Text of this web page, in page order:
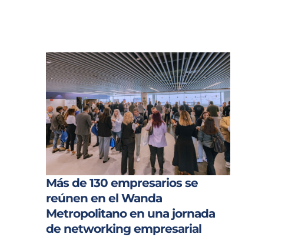
Más de 130 empresarios se
reúnen en el Wanda
Metropolitano en una jornada
de networking empresarial